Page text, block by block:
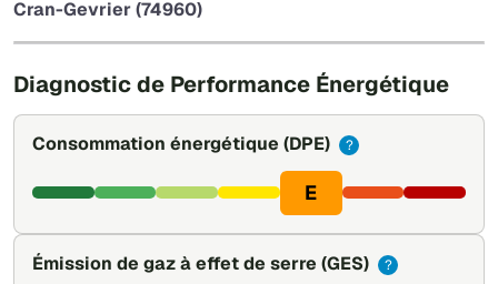
Cran-Gevrier (74960)
Diagnostic de Performance Énergétique
Consommation énergétique (DPE) ?
E
Émission de gaz à effet de serre (GES) ?